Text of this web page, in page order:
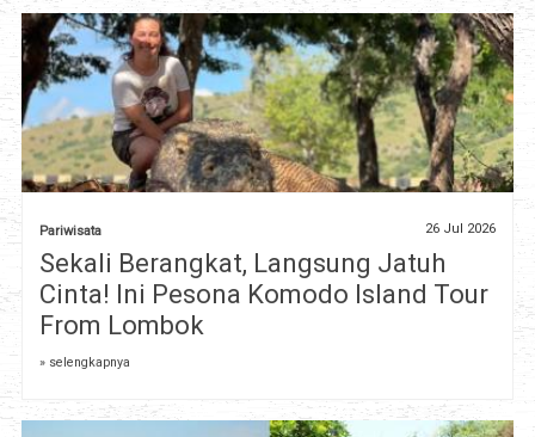
Pariwisata 26 Jul 2026
Sekali Berangkat, Langsung Jatuh
Cinta! Ini Pesona Komodo Island Tour
From Lombok
» selengkapnya